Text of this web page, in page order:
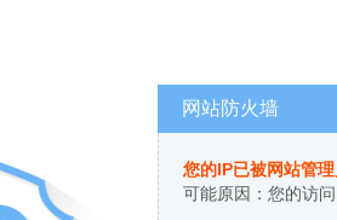
网站防火墙
您的IP已被网站管
可能原因：您的访